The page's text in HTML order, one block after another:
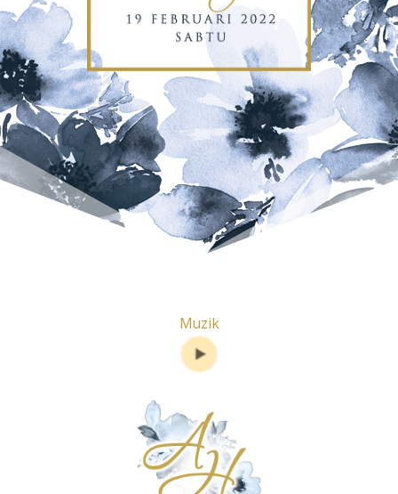
Muzik